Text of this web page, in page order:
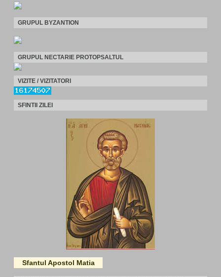
GRUPUL BYZANTION
GRUPUL NECTARIE PROTOPSALTUL
VIZITE / VIZITATORI
SFINTII ZILEI
Sfantul Apostol Matia